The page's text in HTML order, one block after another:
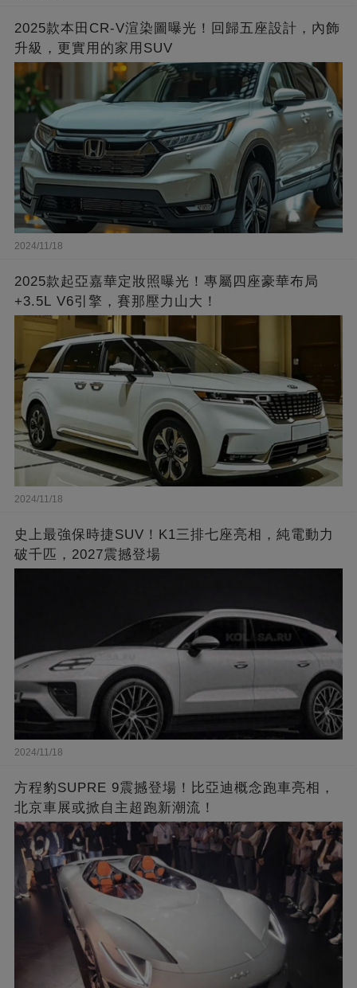
2025款本田CR-V渲染圖曝光！回歸五座設計，內飾
升級，更實用的家用SUV
2024/11/18
2025款起亞嘉華定妝照曝光！專屬四座豪華布局
+3.5L V6引擎，賽那壓力山大！
2024/11/18
史上最強保時捷SUV！K1三排七座亮相，純電動力
破千匹，2027震撼登場
2024/11/18
方程豹SUPRE 9震撼登場！比亞迪概念跑車亮相，
北京車展或掀自主超跑新潮流！